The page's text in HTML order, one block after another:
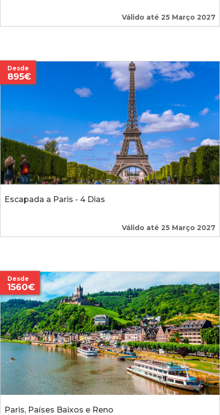
Válido até 25 Março 2027
Escapada a Paris - 4 Dias
Desde
895€
Válido até 25 Março 2027
Paris, Países Baixos e Reno
Desde
1560€